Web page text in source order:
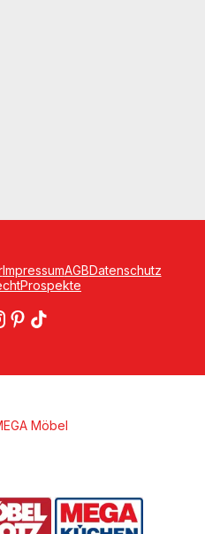
ImpressumAGBDatenschutz
Prospekte
Möbel